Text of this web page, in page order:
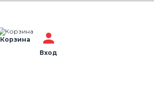
Корзина
Вход